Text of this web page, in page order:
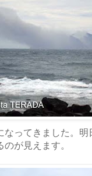
なってきました。
が見えます。